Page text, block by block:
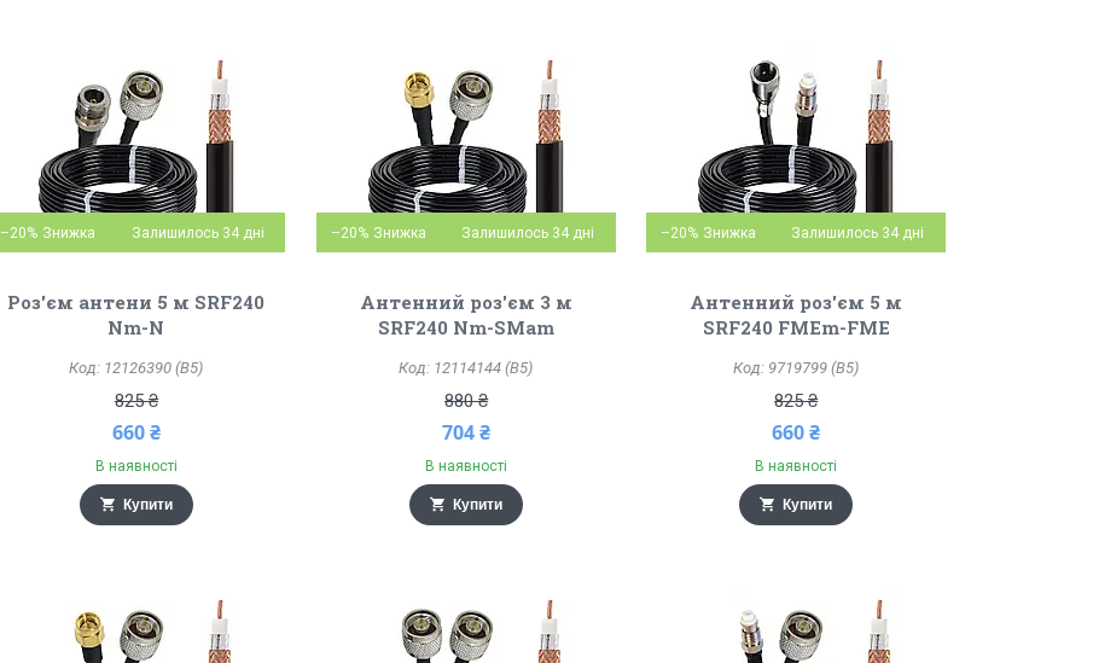
–20% Залишилось 34 дні
Роз'єм антени 5 м SRF240
Nm-N
12126390 (B5)
825 ₴
660 ₴
В наявності
Купити
–20% Залишилось 34 дні
Антенний роз'єм 3 м
SRF240 Nm-SMam
12114144 (B5)
880 ₴
704 ₴
В наявності
Купити
–20% Залишилось 34 дні
Антенний роз'єм 5 м
SRF240 FMEm-FME
9719799 (B5)
825 ₴
660 ₴
В наявності
Купити